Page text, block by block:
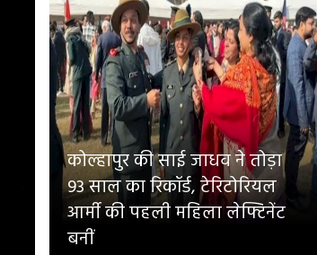
कोल्हापुर की साई जाधव ने तोड़ा
93 साल का रिकॉर्ड, टेरिटोरियल
आर्मी की पहली महिला लेफ्टिनेंट
बनीं